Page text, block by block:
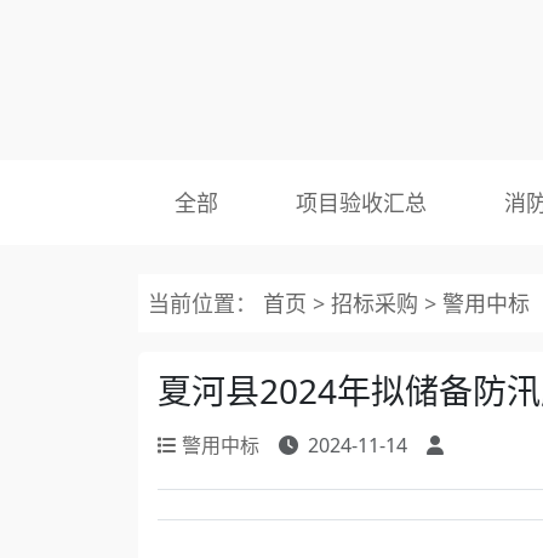
全部 项目验收汇总 消
当前位置： 首页 > 招标采购 > 警用中标
夏河县2024年拟储备防
警用中标 2024-11-14